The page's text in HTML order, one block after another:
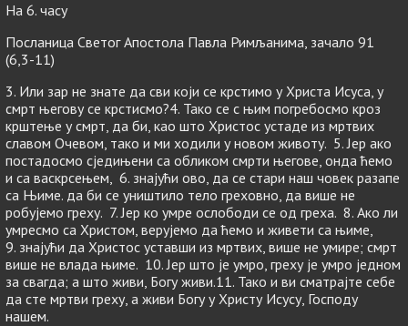
На 6. часу
Посланица Светог Апостола Павла Римљанима, зачало 91
(6,3-11)
3. Или зар не знате да сви који се крстимо у Христа Исуса, у
смрт његову се крстисмо?4. Тако се с њим погребосмо кроз
крштење у смрт, да би, као што Христос устаде из мртвих
славом Очевом, тако и ми ходили у новом животу. 5. Јер ако
постадосмо сједињени са обликом смрти његове, онда ћемо
и са васкрсењем, 6. знајући ово, да се стари наш човек разапе
са Њиме. да би се уништило тело греховно, да више не
робујемо греху. 7. Јер ко умре ослободи се од греха. 8. Ако ли
умресмо са Христом, верујемо да ћемо и живети са њиме,
9. знајући да Христос уставши из мртвих, више не умире; смрт
више не влада њиме. 10. Јер што је умро, греху је умро једном
за свагда; а што живи, Богу живи.11. Тако и ви сматрајте себе
да сте мртви греху, а живи Богу у Христу Исусу, Господу
нашем.